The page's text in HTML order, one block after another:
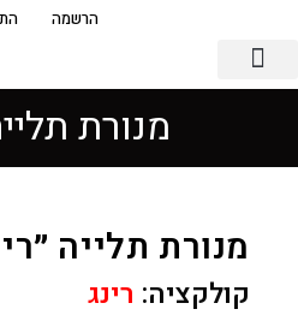
הרשמה
מנורת
מנורת תלייה
קולקציה: רינג